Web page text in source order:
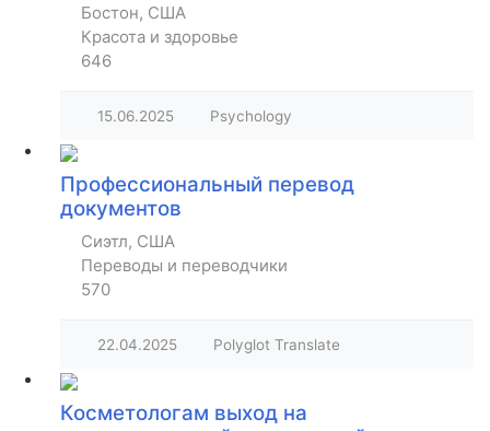
Бостон, США
Красота и здоровье
646
15.06.2025 Psychology
Профессиональный перевод
документов
Сиэтл, США
Переводы и переводчики
570
22.04.2025 Polyglot Translate
Косметологам выход на